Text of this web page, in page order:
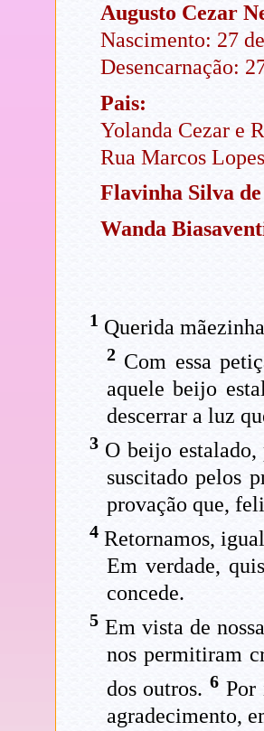
Augusto Cezar
Nascimento: 27
Desencarnação:
Pais:
Yolanda Cezar e
Rua Marcos
Flavinha Silva de
Wanda
1 Querida
2Com essa
aquele beijo
descerrar a luz
3O beijo estalado,
suscitado pelos
provação que,
4Retornamos,
Em verdade,
concede.
5Em vista de
nos permitiram
dos outros.6 Por
agradecimento,